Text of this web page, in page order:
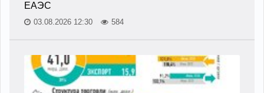
ЕАЭС
03.08.2026 12:30 584